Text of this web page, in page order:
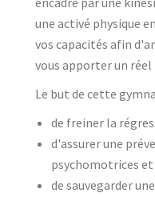
une activé physique
vos capacités afin
vous apporter un réel
Le but de cette
de freiner la
d'assurer une
psychomotrices
de sauvegarder